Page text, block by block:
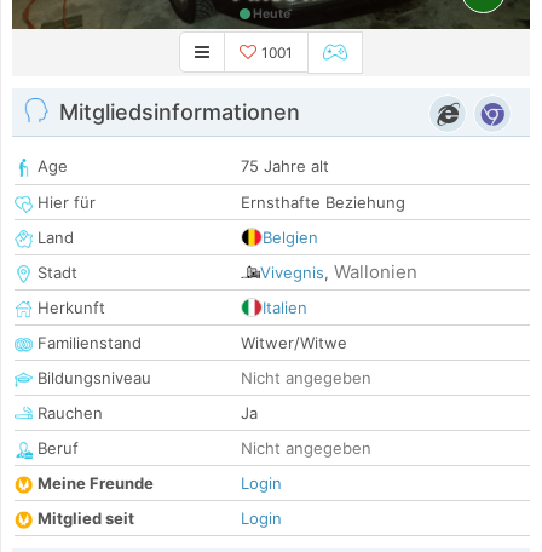
Heute
1001
Mitgliedsinformationen
Age
75 Jahre alt
Hier für
Ernsthafte Beziehung
Land
Belgien
Stadt
Vivegnis, Wallonien
Herkunft
Italien
Familienstand
Witwer/Witwe
Bildungsniveau
Nicht angegeben
Rauchen
Ja
Beruf
Nicht angegeben
Meine Freunde
Login
Mitglied seit
Login